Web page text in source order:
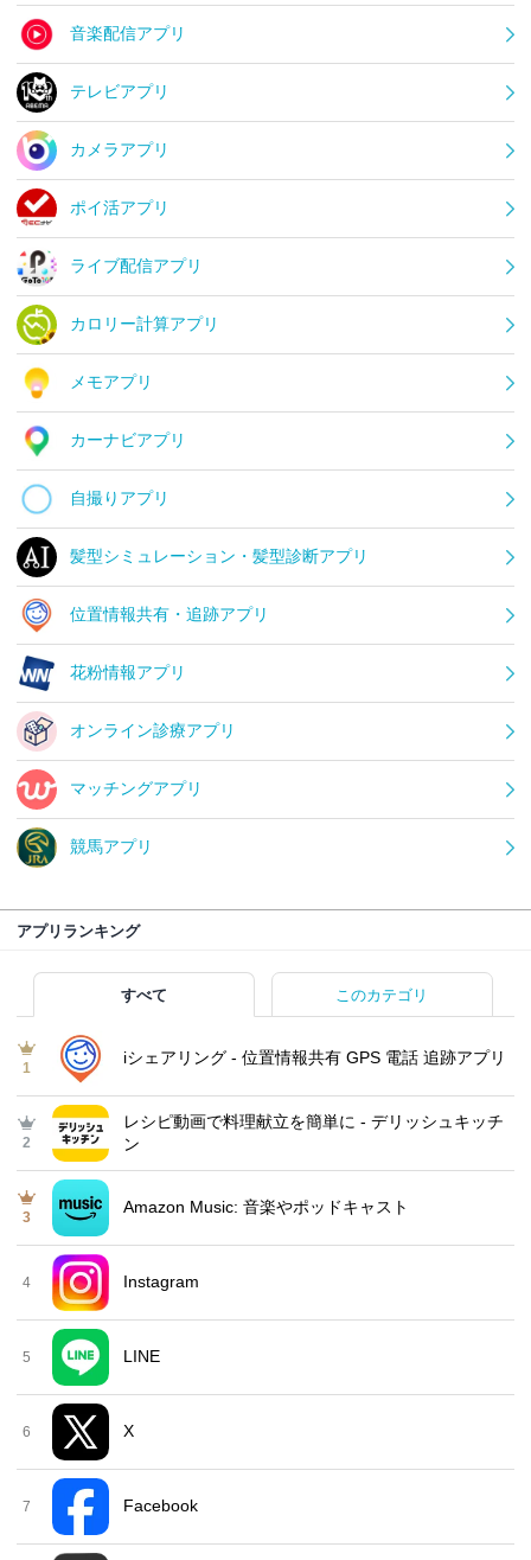
音楽配信アプリ
テレビアプリ
カメラアプリ
ポイ活アプリ
ライブ配信アプリ
カロリー計算アプリ
メモアプリ
カーナビアプリ
自撮りアプリ
髪型シミュレーション・髪型診断アプリ
位置情報共有・追跡アプリ
花粉情報アプリ
オンライン診療アプリ
マッチングアプリ
競馬アプリ
アプリランキング
すべて このカテゴリ
1
iシェアリング - 位置情報共有 GPS 電話 追跡アプリ
2
レシピ動画で料理献立を簡単‪に - デリッシュキッチ
ン
3
Amazon Music: 音楽やポッドキャスト
4 Instagram
5 LINE
6 X
7 Facebook